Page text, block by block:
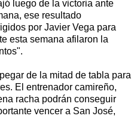
luego de la victoria ante
ese resultado
por Javier Vega para
esta semana afilaron la
de la mitad de tabla para
El entrenador camireño,
racha podrán conseguir
vencer a San José,